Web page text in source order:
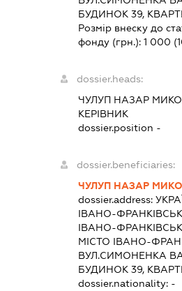
БУДИНОК 39,
Розмір внеску до
фонду (грн.):1 000
dossier.heads:
ЧУЛУП НАЗАР
КЕРІВНИК
dossier.position -
dossier.beneficiaries:
ЧУЛУП НАЗАР
dossier.address:
ІВАНО-
ІВАНО-
МІСТО ІВАНО-
ВУЛ.СИМОНЕНКА
БУДИНОК 39,
dossier.nationality: -